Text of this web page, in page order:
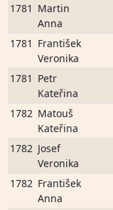
1781 Martin
Anna
1781 František
Veronika
1781 Petr
Kateřina
1782 Matouš
Kateřina
1782 Josef
Veronika
1782 František
Anna